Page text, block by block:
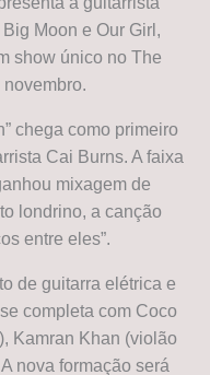
Moon e Our Girl,
show único no The
novembro.
chega como primeiro
Cai Burns. A faixa
mixagem de
londrino, a canção
entre eles”.
de guitarra elétrica e
completa com Coco
Kamran Khan (violão
nova formação será